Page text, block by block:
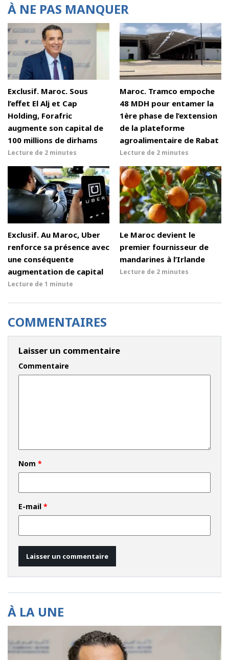
À NE PAS MANQUER
Exclusif. Maroc. Sous
l’effet El Alj et Cap
Holding, Forafric
augmente son capital de
100 millions de dirhams
Lecture de 2 minutes
Maroc. Tramco empoche
48 MDH pour entamer la
1ère phase de l’extension
de la plateforme
agroalimentaire de Rabat
Lecture de 2 minutes
Exclusif. Au Maroc, Uber
renforce sa présence avec
une conséquente
augmentation de capital
Lecture de 1 minute
Le Maroc devient le
premier fournisseur de
mandarines à l’Irlande
Lecture de 2 minutes
COMMENTAIRES
Laisser un commentaire
Commentaire
Nom *
E-mail *
À LA UNE